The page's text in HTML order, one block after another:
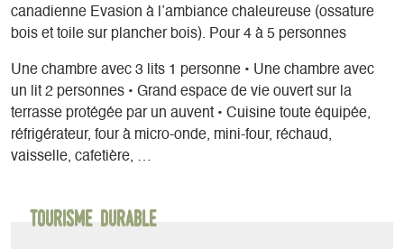
canadienne Evasion à l’ambiance chaleureuse (ossature
bois et toile sur plancher bois). Pour 4 à 5 personnes
Une chambre avec 3 lits 1 personne • Une chambre avec
un lit 2 personnes • Grand espace de vie ouvert sur la
terrasse protégée par un auvent • Cuisine toute équipée,
réfrigérateur, four à micro-onde, mini-four, réchaud,
vaisselle, cafetière, …
Tourisme durable